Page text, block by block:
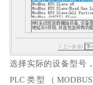
选择实际的设备型号
PLC类型（